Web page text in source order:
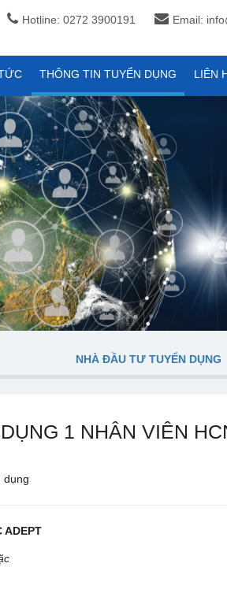
Hotline: 0272 3900191 Email:
THÔNG TIN TUYỂN DỤNG LIÊN
NHÀ ĐẦU TƯ TUYỂN DỤNG
1 NHÂN VIÊN
dụng
ADEPT